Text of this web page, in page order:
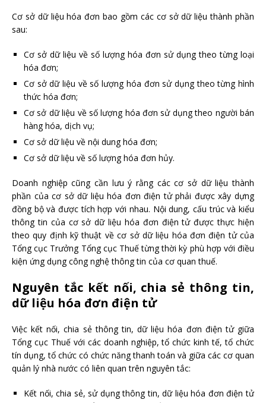
Cơ sở dữ liệu hóa đơn bao gồm các cơ sở dữ liệu thành phần
sau:
Cơ sở dữ liệu về số lượng hóa đơn sử dụng theo từng loại
hóa đơn;
Cơ sở dữ liệu về số lượng hóa đơn sử dụng theo từng hình
thức hóa đơn;
Cơ sở dữ liệu về số lượng hóa đơn sử dụng theo người bán
hàng hóa, dịch vụ;
Cơ sở dữ liệu về nội dung hóa đơn;
Cơ sở dữ liệu về số lượng hóa đơn hủy.
Doanh nghiệp cũng cần lưu ý rằng các cơ sở dữ liệu thành
phần của cơ sở dữ liệu hóa đơn điện tử phải được xây dựng
đồng bộ và được tích hợp với nhau. Nội dung, cấu trúc và kiểu
thông tin của cơ sở dữ liệu hóa đơn điện tử được thực hiện
theo quy định kỹ thuật về cơ sở dữ liệu hóa đơn điện tử của
Tổng cục Trưởng Tổng cục Thuế từng thời kỳ phù hợp với điều
kiện ứng dụng công nghệ thông tin của cơ quan thuế.
Nguyên tắc kết nối, chia sẻ thông tin,
dữ liệu hóa đơn điện tử
Việc kết nối, chia sẻ thông tin, dữ liệu hóa đơn điện tử giữa
Tổng cục Thuế với các doanh nghiệp, tổ chức kinh tế, tổ chức
tín dụng, tổ chức có chức năng thanh toán và giữa các cơ quan
quản lý nhà nước có liên quan trên nguyên tắc:
Kết nối, chia sẻ, sử dụng thông tin, dữ liệu hóa đơn điện tử